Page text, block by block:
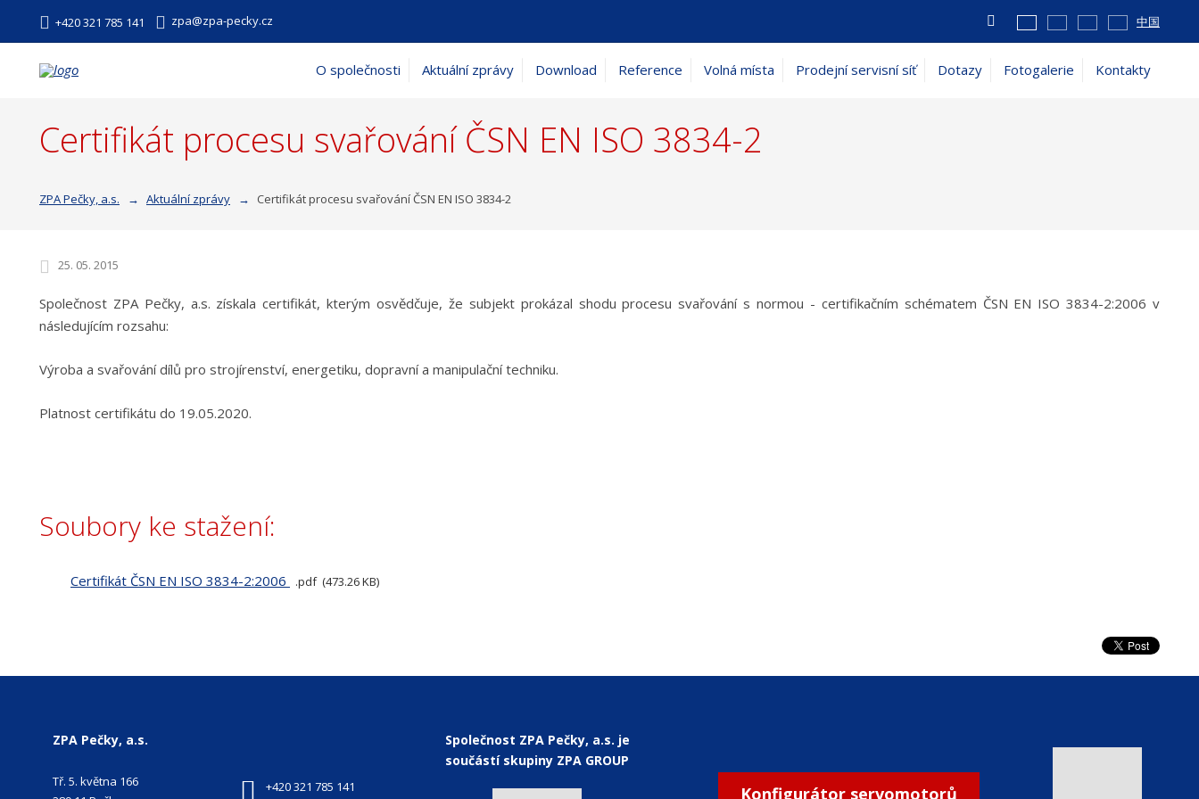
+420 321 785 141 zpa@zpa-pecky.cz Vyhledávání 中国
O společnosti Aktuální zprávy Download Reference Volná místa Prodejní servisní síť Dotazy Fotogalerie Kontakty
Certifikát procesu svařování ČSN EN ISO 3834-2
ZPA Pečky, a.s. Aktuální zprávy Certifikát procesu svařování ČSN EN ISO 3834-2
25. 05. 2015
Společnost ZPA Pečky, a.s. získala certifikát, kterým osvědčuje, že subjekt prokázal shodu procesu svařování s normou - certifikačním schématem ČSN EN ISO 3834-2:2006 v
následujícím rozsahu:
Výroba a svařování dílů pro strojírenství, energetiku, dopravní a manipulační techniku.
Platnost certifikátu do 19.05.2020.
Soubory ke stažení:
Certifikát ČSN EN ISO 3834-2:2006 pdf 473.26 KB
ZPA Pečky, a.s.
Tř. 5. května 166
+420 321 785 141
Společnost ZPA Pečky, a.s. je
součástí skupiny ZPA GROUP
Konfigurátor servomotorů